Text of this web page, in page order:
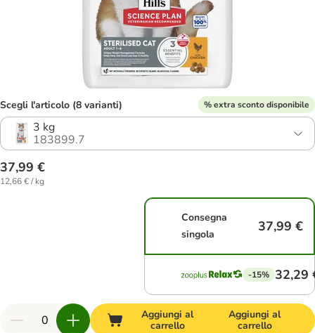
Scegli l'articolo (8 varianti) % extra sconto disponibile
3 kg
183899.7
37,99 €
12,66 € / kg
Consegna
singola
37,99 €
-15% 32,29
Aggiungi al
carrello
Aggiungi al
carrello